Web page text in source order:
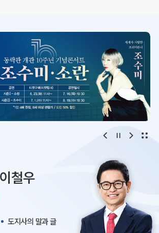
조직도
문화·관광
철우
도지사의 말과 글